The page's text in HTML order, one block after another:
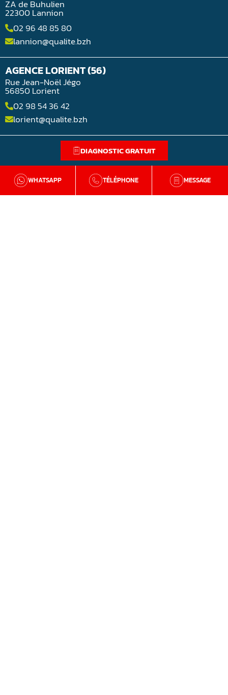
WHATSAPP TÉLÉPHONE MESSAGE
ZA de Buhulien
22300 Lannion
02 96 48 85 80
lannion@qualite.bzh
AGENCE LORIENT (56)
Rue Jean-Noël Jégo
56850 Lorient
02 98 54 36 42
lorient@qualite.bzh
DIAGNOSTIC GRATUIT